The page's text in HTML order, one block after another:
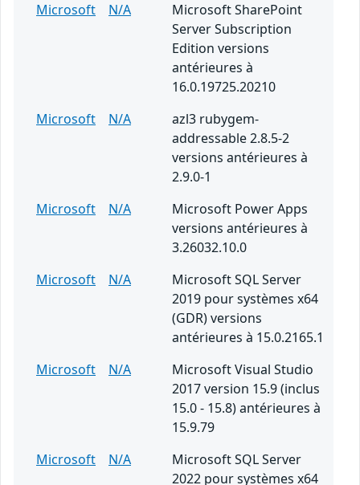
Microsoft N/A
Microsoft SharePoint
Server Subscription
Edition versions
antérieures à
16.0.19725.20210
Microsoft
N/A
azl3 rubygem-
addressable 2.8.5-2
versions antérieures à
2.9.0-1
Microsoft
N/A
Microsoft Power Apps
versions antérieures à
3.26032.10.0
Microsoft
N/A
Microsoft SQL Server
2019 pour systèmes x64
(GDR) versions
antérieures à 15.0.2165.1
Microsoft
N/A
Microsoft Visual Studio
2017 version 15.9 (inclus
15.0 - 15.8) antérieures à
15.9.79
Microsoft
N/A
Microsoft SQL Server
2022 pour systèmes x64